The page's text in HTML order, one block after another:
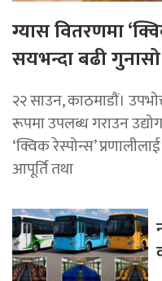
ग्यास वितरणमा
सयभन्दा बढी
२२ साउन, काठमाडाैं।
रूपमा उपलब्ध गराउन
‘क्विक रेस्पोन्स’
आपूर्ति तथा